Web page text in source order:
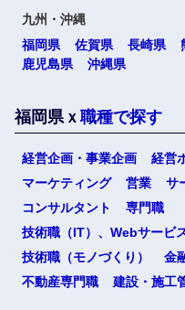
九州・沖縄
福岡県
佐賀県 長崎県
鹿児島県
沖縄県
福岡県ｘ 職種で探す
経営企画・事業企画 経営
マーケティング
営業 サ
コンサルタント
専門職
技術職（IT）、Webサービ
技術職（モノづくり）
金
不動産専門職
建設・施工